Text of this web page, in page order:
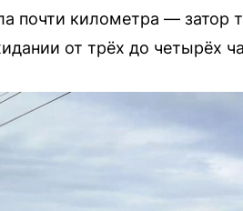
почти километра — затор
от трёх до четырёх